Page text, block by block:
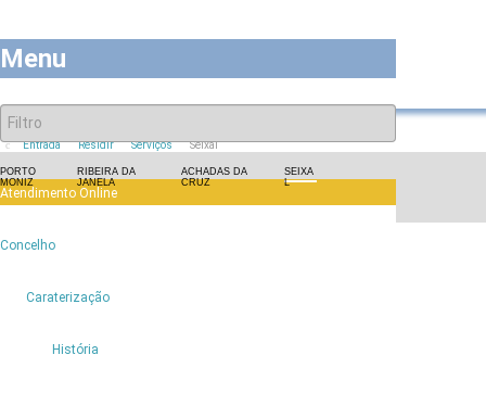
Menu
Atendimento Online
Concelho
Caraterização
História
PORTO
MONIZ
RIBEIRA DA
JANELA
ACHADAS DA
CRUZ
SEIXA
L
Entrada Residir Serviços Seixal